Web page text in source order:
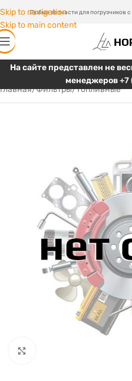
Skip to navigation
Skip to main content
Любые запчасти для погрузчиков
На сайте представлен не
менеджеров+7
Главная/Фильтры/Топливные